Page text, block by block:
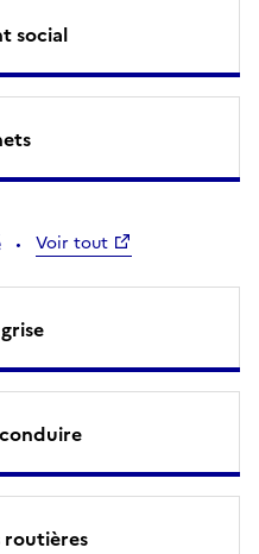
social
Voir tout